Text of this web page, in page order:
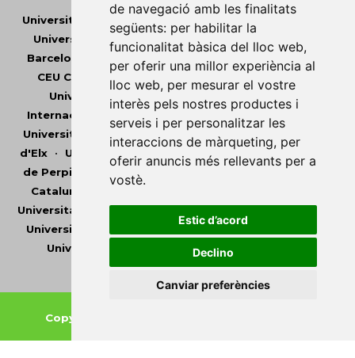
de navegació amb les finalitats
següents: per habilitar la
funcionalitat bàsica del lloc web,
per oferir una millor experiència al
lloc web, per mesurar el vostre
interès pels nostres productes i
serveis i per personalitzar les
interaccions de màrqueting, per
oferir anuncis més rellevants per a
vostè.
Estic d’acord
Declino
Canviar preferències
Universitat Abat Oliba CEU •Universitat d'Alacant
Universitat d'Andorra
•
Universitat Autònoma de
Barcelona
Universitat de Barcelona
Universitat
CEU Cardenal Herrera
Universitat de Girona
Universitat de les Illes Balears
Universitat
Internacional de Catalunya
Universitat Jaume I
Universitat de Lleida
• Universitat Miguel Hernández
d'Elx• Universitat Oberta de Catalunya •Universitat
de Perpinyà Via Domitia
Universitat Politècnica de
Catalunya
Universitat Pompeu Fabra
Universitat Ramon Llull
Universitat Rovira i Virgili
• Universitat de Sàsser
Universitat de València
•Universitat de Vic -
Universitat Central de Catalunya
Copyright © 2026